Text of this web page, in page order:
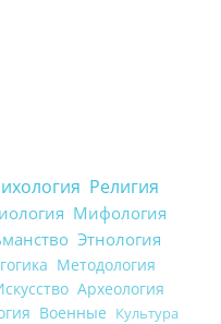
Религия
Мифология
Этнология
Методология
Археология
Военные Культура